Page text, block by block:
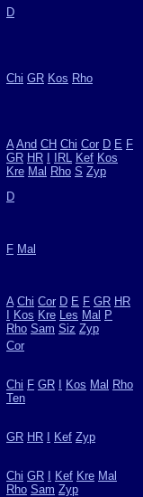
D
Chi GR Kos Rho
A And CH Chi Cor D E F
GR HR IRL Kef Kos
Kre Mal Rho S Zyp
D
F Mal
A Chi Cor D E F GR HR
Kos Kre Les Mal P
Rho Sam Siz Zyp
Cor
Chi F GR Kos Mal Rho
Ten
GR HR Kef Zyp
Chi GR Kef Kre Mal
Rho Sam Zyp